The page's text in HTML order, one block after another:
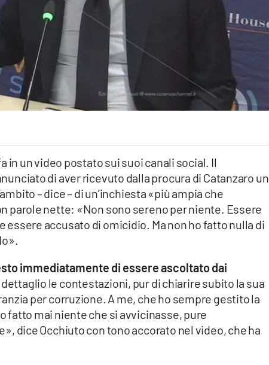
in un video postato sui suoi canali social. Il
di aver ricevuto dalla procura di Catanzaro un
– dice – di un’inchiesta «più ampia che
parole nette: «Non sono sereno per niente. Essere
essere accusato di omicidio. Ma non ho fatto nulla di
immediatamente di essere ascoltato dai
le contestazioni, pur di chiarire subito la sua
per corruzione. A me, che ho sempre gestito la
fatto mai niente che si avvicinasse, pure
dice Occhiuto con tono accorato nel video, che ha